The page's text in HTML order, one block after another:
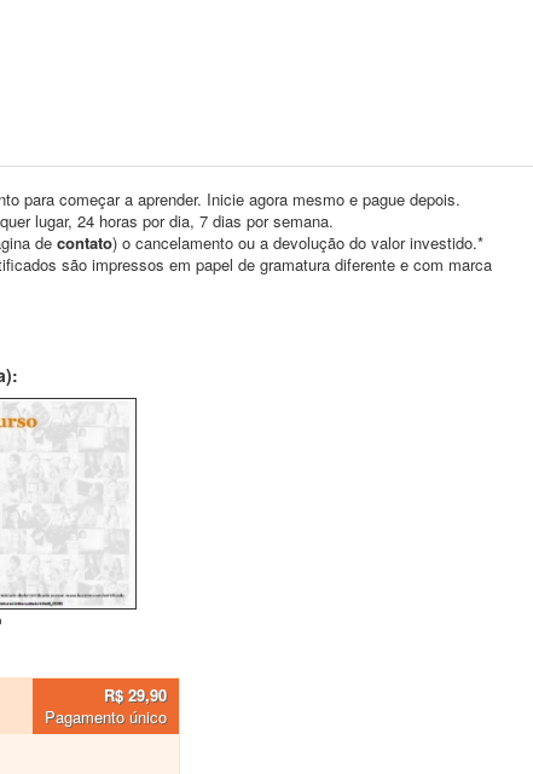
para começar a aprender. Inicie agora mesmo e pague depois.
lugar, 24 horas por dia, 7 dias por semana.
de contato) o cancelamento ou a devolução do valor investido.*
são impressos em papel de gramatura diferente e com marca
R$ 29,90
Pagamento único